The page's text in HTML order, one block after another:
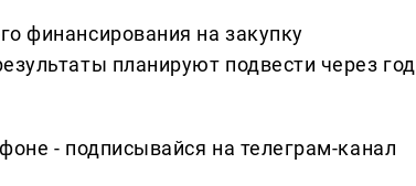
финансирования на закупку
планируют подвести через год
- подписывайся на телеграм-канал